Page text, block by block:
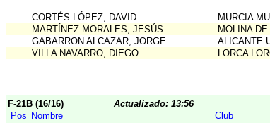
CORTÉS LÓPEZ, DAVID MURCIA
MARTÍNEZ MORALES, JESÚS
MOLINA
GABARRON ALCAZAR, JORGE
ALICANTE
VILLA NAVARRO, DIEGO
LORCA
F-21B (16/16) Actualizado: 13:56
Pos Nombre Club